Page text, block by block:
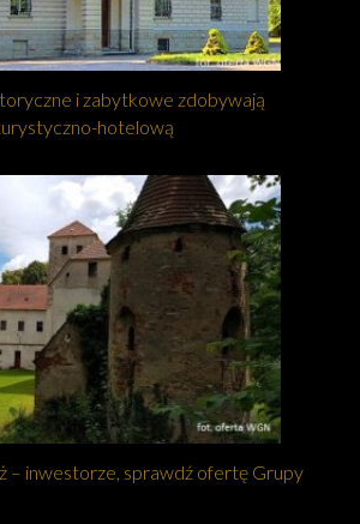
i zabytkowe zdobywają
hotelową
– inwestorze, sprawdź ofertę Grupy